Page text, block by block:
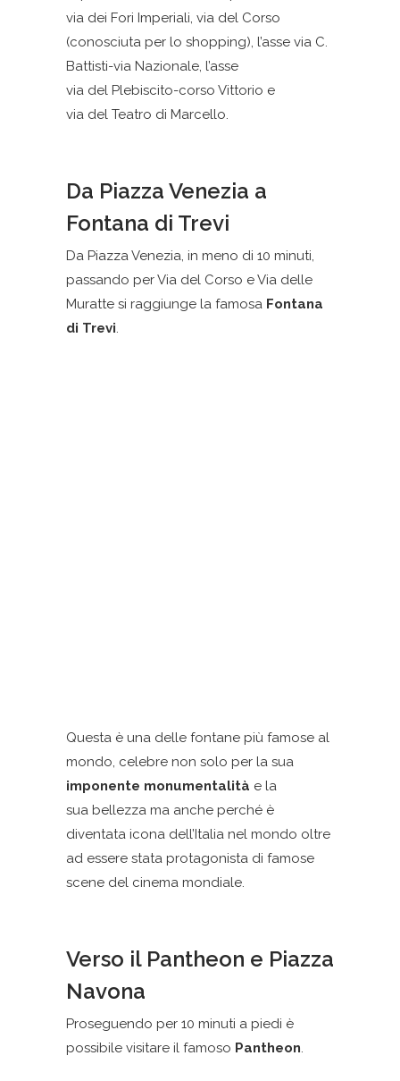
via dei Fori Imperiali, via del Corso
(conosciuta per lo shopping), l’asse via C.
Battisti-via Nazionale, l’asse
via del Plebiscito-corso Vittorio e
via del Teatro di Marcello.
Da Piazza Venezia a
Fontana di Trevi
Da Piazza Venezia, in meno di 10 minuti,
passando per Via del Corso e Via delle
Muratte si raggiunge la famosa Fontana
di Trevi.
Questa è una delle fontane più famose al
mondo, celebre non solo per la sua
imponente monumentalità e la
sua bellezza ma anche perché è
diventata icona dell’Italia nel mondo oltre
ad essere stata protagonista di famose
scene del cinema mondiale.
Verso il Pantheon e Piazza
Navona
Proseguendo per 10 minuti a piedi è
possibile visitare il famoso Pantheon.